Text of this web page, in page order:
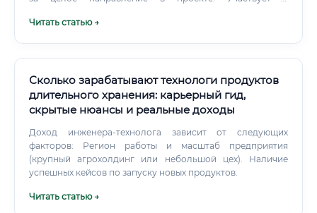
Читать статью →
Сколько зарабатывают технологи продуктов
длительного хранения: карьерный гид,
скрытые нюансы и реальные доходы
Доход инженера-технолога зависит от следующих
факторов: Регион работы и масштаб предприятия
(крупный агрохолдинг или небольшой цех). Наличие
успешных кейсов по запуску новых продуктов.
Читать статью →